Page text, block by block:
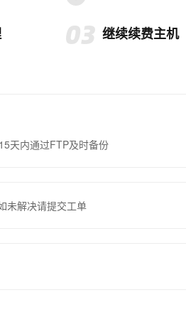
继续续费主机
天内通过FTP及时备份
未解决请提交工单